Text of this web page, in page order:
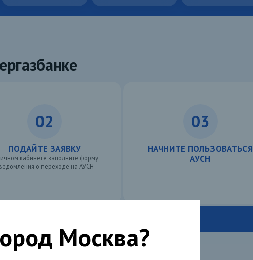
02
ПОДАЙТЕ ЗАЯВКУ
кабинете заполните форму
о переходе на АУСН
03
НАЧНИТЕ ПОЛЬЗОВАТЬСЯ
АУСН
Москва?